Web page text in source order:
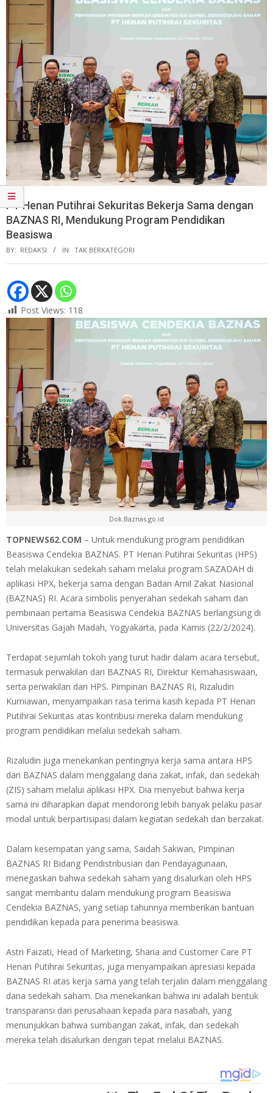
PT Henan Putihrai Sekuritas Bekerja Sama dengan
BAZNAS RI, Mendukung Program Pendidikan
Beasiswa
BY: REDAKSI IN: TAK BERKATEGORI
Post Views: 118
Dok.Baznas.go.id
TOPNEWS62.COM – Untuk mendukung program pendidikan
Beasiswa Cendekia BAZNAS. PT Henan Putihrai Sekuritas (HPS)
telah melakukan sedekah saham melalui program SAZADAH di
aplikasi HPX, bekerja sama dengan Badan Amil Zakat Nasional
(BAZNAS) RI. Acara simbolis penyerahan sedekah saham dan
pembinaan pertama Beasiswa Cendekia BAZNAS berlangsung di
Universitas Gajah Madah, Yogyakarta, pada Kamis (22/2/2024).
Terdapat sejumlah tokoh yang turut hadir dalam acara tersebut,
termasuk perwakilan dari BAZNAS RI, Direktur Kemahasiswaan,
serta perwakilan dari HPS. Pimpinan BAZNAS RI, Rizaludin
Kurniawan, menyampaikan rasa terima kasih kepada PT Henan
Putihrai Sekuritas atas kontribusi mereka dalam mendukung
program pendidikan melalui sedekah saham.
Rizaludin juga menekankan pentingnya kerja sama antara HPS
dan BAZNAS dalam menggalang dana zakat, infak, dan sedekah
(ZIS) saham melalui aplikasi HPX. Dia menyebut bahwa kerja
sama ini diharapkan dapat mendorong lebih banyak pelaku pasar
modal untuk berpartisipasi dalam kegiatan sedekah dan berzakat.
Dalam kesempatan yang sama, Saidah Sakwan, Pimpinan
BAZNAS RI Bidang Pendistribusian dan Pendayagunaan,
menegaskan bahwa sedekah saham yang disalurkan oleh HPS
sangat membantu dalam mendukung program Beasiswa
Cendekia BAZNAS, yang setiap tahunnya memberikan bantuan
pendidikan kepada para penerima beasiswa.
Astri Faizati, Head of Marketing, Sharia and Customer Care PT
Henan Putihrai Sekuritas, juga menyampaikan apresiasi kepada
BAZNAS RI atas kerja sama yang telah terjalin dalam menggalang
dana sedekah saham. Dia menekankan bahwa ini adalah bentuk
transparansi dari perusahaan kepada para nasabah, yang
menunjukkan bahwa sumbangan zakat, infak, dan sedekah
mereka telah disalurkan dengan tepat melalui BAZNAS.